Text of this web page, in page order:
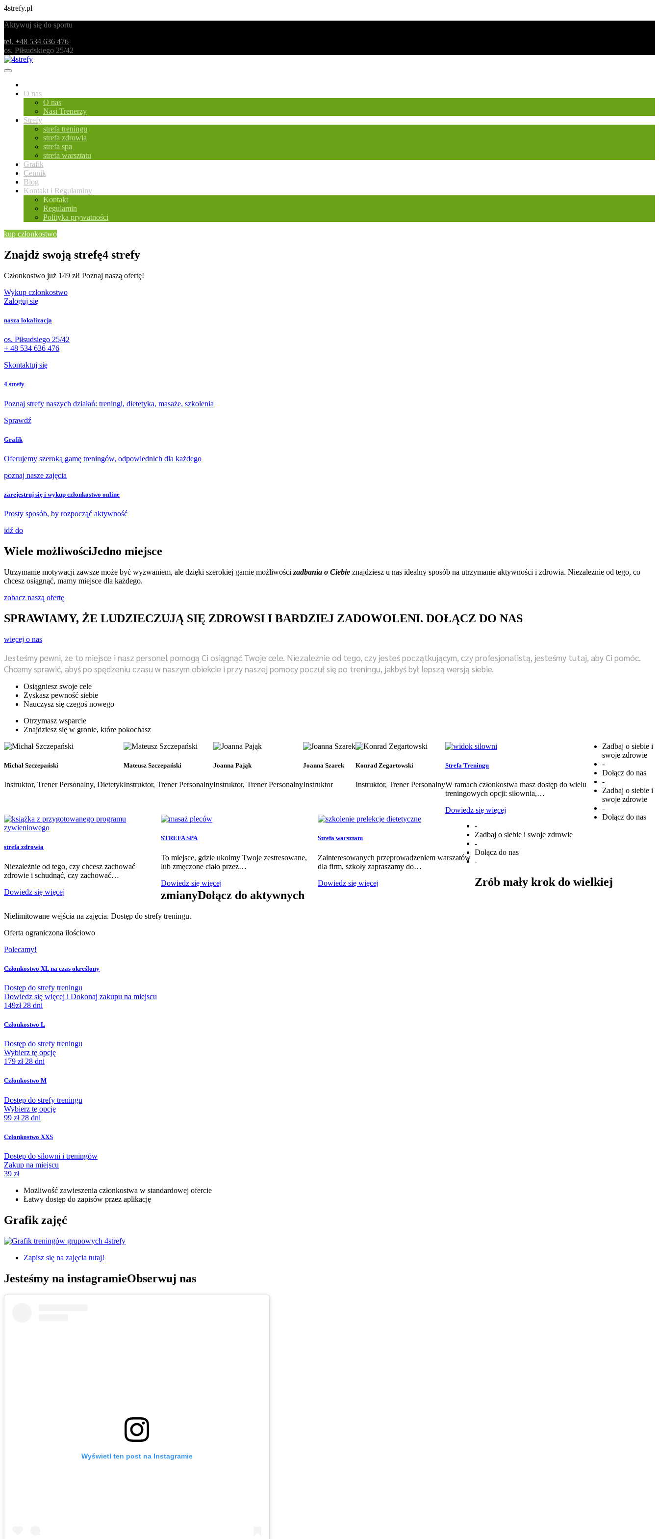
4strefy.pl
Aktywuj się do sportu
tel. +48 534 636 476
os. Piłsudskiego 25/42
O nas
O nas
Nasi Trenerzy
Strefy
strefa treningu
strefa zdrowia
strefa spa
strefa warsztatu
Grafik
Cennik
Blog
Kontakt i Regulaminy
Kontakt
Regulamin
Polityka prywatności
kup członkostwo
Znajdź swoją strefę4 strefy
Członkostwo już 149 zł! Poznaj naszą ofertę!
Wykup członkostwo
Zaloguj się
nasza lokalizacja
os. Piłsudsiego 25/42
+ 48 534 636 476
Skontaktuj się
4 strefy
Poznaj strefy naszych działań: treningi, dietetyka, masaże, szkolenia
Sprawdź
Grafik
Oferujemy szeroką gamę treningów, odpowiednich dla każdego
poznaj nasze zajęcia
zarejestruj się i wykup członkostwo online
Prosty sposób, by rozpocząć aktywność
idź do
Wiele możliwościJedno miejsce
Utrzymanie motywacji zawsze może być wyzwaniem, ale dzięki szerokiej gamie możliwości zadbania o Ciebie znajdziesz u nas idealny sposób na utrzymanie aktywności i zdrowia. Niezależnie od tego, co
chcesz osiągnąć, mamy miejsce dla każdego.
zobacz naszą ofertę
SPRAWIAMY, ŻE LUDZIECZUJĄ SIĘ ZDROWSI I BARDZIEJ ZADOWOLENI. DOŁĄCZ DO NAS
więcej o nas
Jesteśmy pewni, że to miejsce i nasz personel pomogą Ci osiągnąć Twoje cele. Niezależnie od tego, czy jesteś początkującym, czy profesjonalistą, jesteśmy tutaj, aby Ci pomóc.
Chcemy sprawić, abyś po spędzeniu czasu w naszym obiekcie i przy naszej pomocy poczuł się po treningu, jakbyś był lepszą wersją siebie.
Osiągniesz swoje cele
Zyskasz pewność siebie
Nauczysz się czegoś nowego
Otrzymasz wsparcie
Znajdziesz się w gronie, które pokochasz
Michał Szczepański
Instruktor, Trener Personalny, Dietetyk
Mateusz Szczepański
Instruktor, Trener Personalny
Joanna Pająk
Instruktor, Trener Personalny
Joanna Szarek
Instruktor
Konrad Zegartowski
Instruktor, Trener Personalny
Strefa Treningu
W ramach członkostwa masz dostęp do wielu
treningowych opcji: siłownia,…
Dowiedz się więcej
strefa zdrowia
Niezależnie od tego, czy chcesz zachować
zdrowie i schudnąć, czy zachować…
Dowiedz się więcej
STREFA SPA
To miejsce, gdzie ukoimy Twoje zestresowane,
lub zmęczone ciało przez…
Dowiedz się więcej
Strefa warsztatu
Zainteresowanych przeprowadzeniem warszatów
dla firm, szkoły zapraszamy do…
Dowiedz się więcej
Zadbaj o siebie i
swoje zdrowie
-
Dołącz do nas
-
Zadbaj o siebie i
swoje zdrowie
-
Dołącz do nas
-
Zadbaj o siebie i swoje zdrowie
-
Dołącz do nas
-
Zrób mały krok do wielkiej
zmianyDołącz do aktywnych
Nielimitowane wejścia na zajęcia. Dostęp do strefy treningu.
Oferta ograniczona ilościowo
Polecamy!
Członkostwo XL na czas określony
Dostęp do strefy treningu
Dowiedz się więcej i Dokonaj zakupu na miejscu
149zł 28 dni
Członkostwo L
Dostęp do strefy treningu
Wybierz tę opcję
179 zł 28 dni
Członkostwo M
Dostęp do strefy treningu
Wybierz tę opcję
99 zł 28 dni
Członkostwo XXS
Dostęp do siłowni i treningów
Zakup na miejscu
39 zł
Możliwość zawieszenia członkostwa w standardowej ofercie
Łatwy dostęp do zapisów przez aplikację
Grafik zajęć
Zapisz się na zajęcia tutaj!
Jesteśmy na instagramieObserwuj nas
Wyświetl ten post na Instagramie